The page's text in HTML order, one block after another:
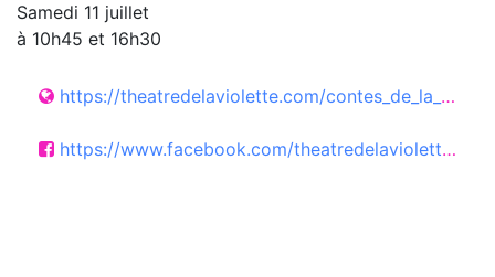
Samedi 11 juillet
à 10h45 et 16h30
https://theatredelaviolette.com/contes_de_la_sabia-436.html
https://www.facebook.com/theatredelaviolette/?locale=fr_FR